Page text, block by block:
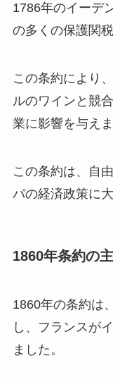
1786年のイーデ
の多くの保護関
この条約により
ルのワインと競
業に影響を与えま
この条約は、自
パの経済政策に
1860年条約の
1860年の条約は
し、フランスが
ました。